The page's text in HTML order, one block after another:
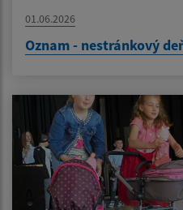
01.06.2026
Oznam - nestránkový